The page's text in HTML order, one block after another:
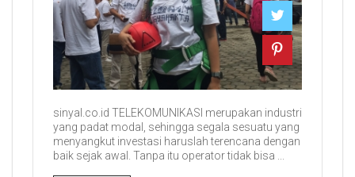
sinyal.co.id TELEKOMUNIKASI merupakan industri
yang padat modal, sehingga segala sesuatu yang
menyangkut investasi haruslah terencana dengan
baik sejak awal. Tanpa itu operator tidak bisa ...